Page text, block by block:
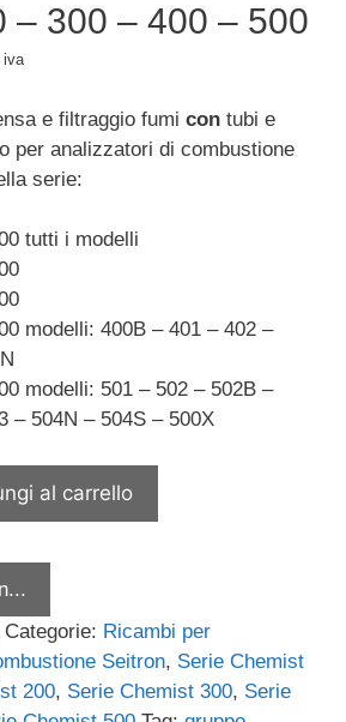
– 300 – 400 – 500
iva
e filtraggio fumi con tubi e
per analizzatori di combustione
serie:
tutti i modelli
modelli: 400B – 401 – 402 –
modelli: 501 – 502 – 502B –
– 504N – 504S – 500X
al carrello
Categorie: Ricambi per
Seitron, Serie Chemist
200, Serie Chemist 300, Serie